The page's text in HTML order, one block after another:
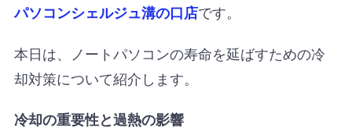
パソコンシェルジュ溝の口店です。
本日は、ノートパソコンの寿命を延ばすための冷
却対策について紹介します。
冷却の重要性と過熱の影響